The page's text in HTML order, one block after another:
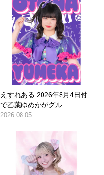
えすれある 2026年8月4日付
で乙葉ゆめかがグル...
2026.08.05